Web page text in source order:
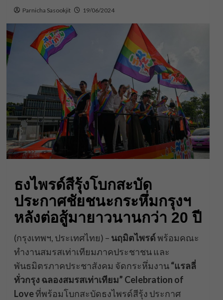
Parnicha Sasookjit 19/06/2024
ธงไพรด์สีรุ้งโบกสะบัด
ประกาศชัยชนะกระหึ่มกรุงฯ
หลังต่อสู้มายาวนานกว่า 20 ปี
(กรุงเทพฯ, ประเทศไทย) – นฤมิตไพรด์พร้อมคณะ
ทำงานสมรสเท่าเทียมภาคประชาชน และ
พันธมิตรภาคประชาสังคม จัดกระหึ่มงาน“แรลลี่
ทั่วกรุง ฉลองสมรสเท่าเทียม” Celebration of
Loveที่พร้อมโบกสะบัดธงไพรด์สีรุ้ง ประกาศ